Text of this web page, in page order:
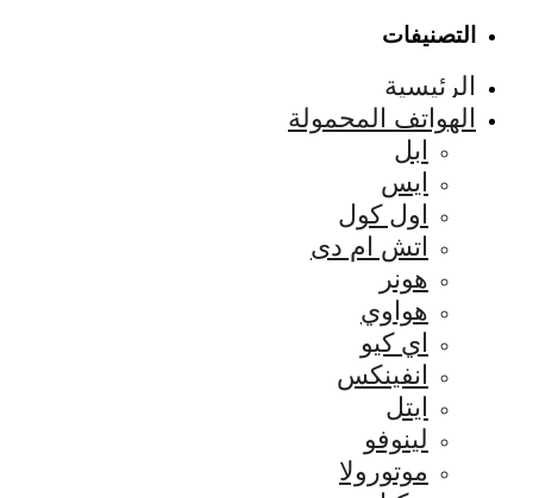
التصنيفات
الرئيسية
الهواتف المحمولة
ابل
ايس
اول كول
اتش ام دى
هونر
هواوي
اي كيو
انفينكس
ايتل
لينوفو
موتورولا